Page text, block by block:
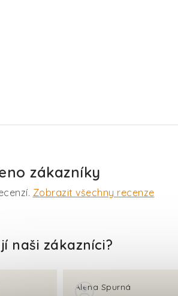
zákazníky
Zobrazit všechny recenze
Alena Spurná